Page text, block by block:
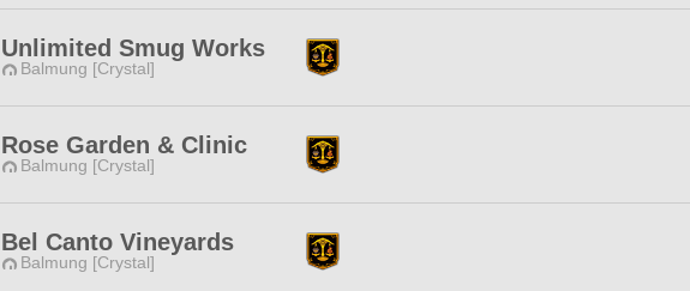
Unlimited Smug Works
Balmung [Crystal]
Rose Garden & Clinic
Balmung [Crystal]
Bel Canto Vineyards
Balmung [Crystal]